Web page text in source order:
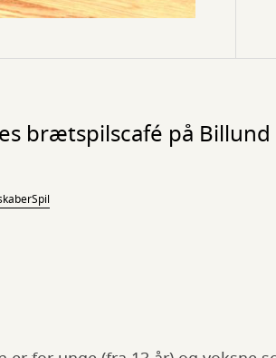
brætspilscafé på
Spil